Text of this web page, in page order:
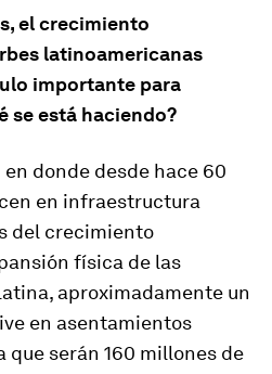
el crecimiento
latinoamericanas
importante para
se está haciendo?
donde desde hace 60
en infraestructura
del crecimiento
física de las
aproximadamente un
en asentamientos
que serán 160 millones de